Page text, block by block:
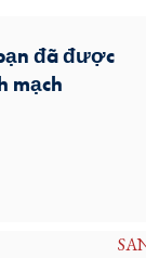
đã được
mạch